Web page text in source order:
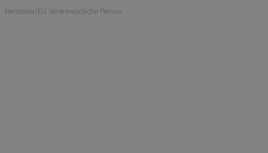
Hersteller/EU Verantwortliche Person